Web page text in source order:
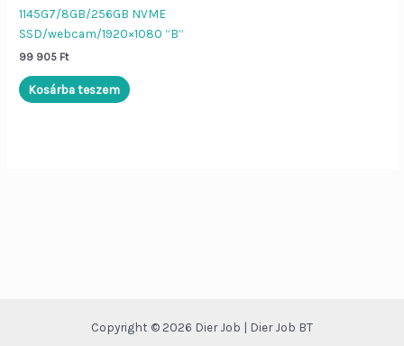
1145G7/8GB/256GB NVME
SSD/webcam/1920×1080 “B”
99 905 Ft
Kosárba teszem
Copyright © 2026 Dier Job | Dier Job BT
„Lenovo L570”), vagy kérdezd:
„Nyitvatartás”, „ÁSZF”, „Adatvédelem”.